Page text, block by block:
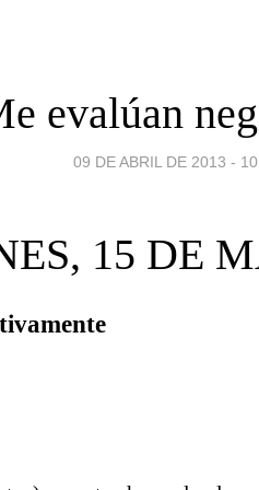
evalúan
09 DE ABRIL DE 2013 -
15 DE